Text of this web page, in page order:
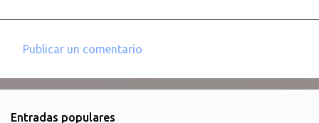
Publicar un comentario
Entradas populares